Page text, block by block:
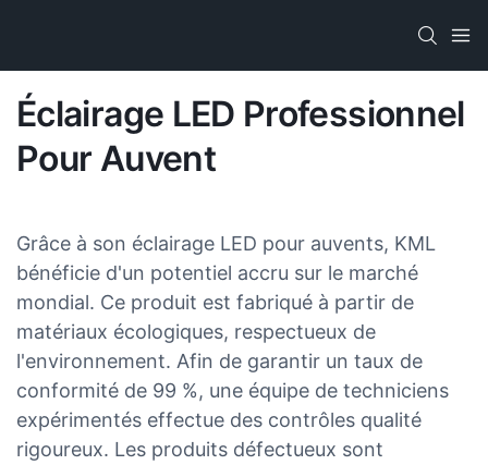
Éclairage LED Professionnel
Pour Auvent
Grâce à son éclairage LED pour auvents, KML
bénéficie d'un potentiel accru sur le marché
mondial. Ce produit est fabriqué à partir de
matériaux écologiques, respectueux de
l'environnement. Afin de garantir un taux de
conformité de 99 %, une équipe de techniciens
expérimentés effectue des contrôles qualité
rigoureux. Les produits défectueux sont